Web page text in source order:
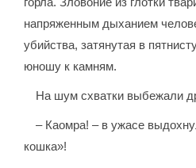
напряженным дыханием
убийства, затянутая в
юношу к камням.
На шум схватки выбежали
– Каомра! – в ужасе
кошка»!